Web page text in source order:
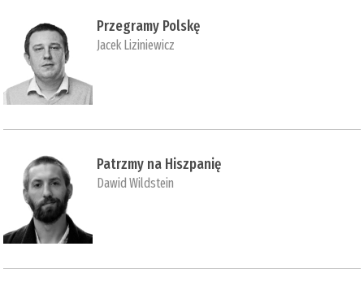
Przegramy Polskę
Jacek Liziniewicz
Patrzmy na Hiszpanię
Dawid Wildstein